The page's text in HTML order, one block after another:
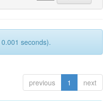
seconds).
previous 1 next